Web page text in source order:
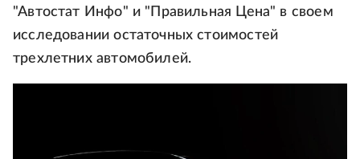
"Автостат Инфо" и "Правильная Цена" в своем
исследовании остаточных стоимостей
трехлетних автомобилей.